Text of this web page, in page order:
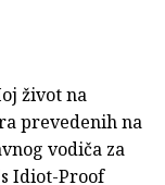
život na
prevedenih na
vodiča za
Idiot-Proof